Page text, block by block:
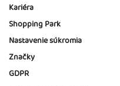
Kariéra
Shopping Park
Nastavenie súkromia
Značky
GDPR